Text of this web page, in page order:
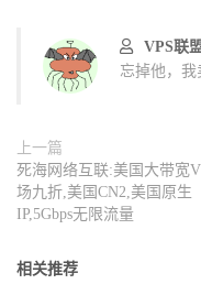
VPS联
忘掉他，
上一篇
死海网络互联:美国大带宽
场九折,美国CN2,美国原生
IP,5Gbps无限流量
相关推荐